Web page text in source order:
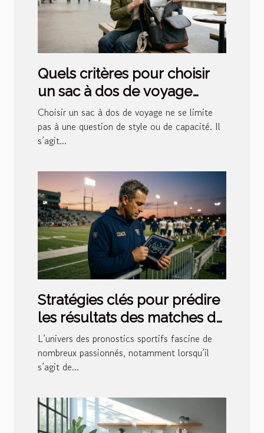
Quels critères pour choisir
un sac à dos de voyage
élégant et pratique ?
Choisir un sac à dos de voyage ne se limite
pas à une question de style ou de capacité. Il
s’agit...
Stratégies clés pour prédire
les résultats des matches de
football
L’univers des pronostics sportifs fascine de
nombreux passionnés, notamment lorsqu’il
s’agit de...